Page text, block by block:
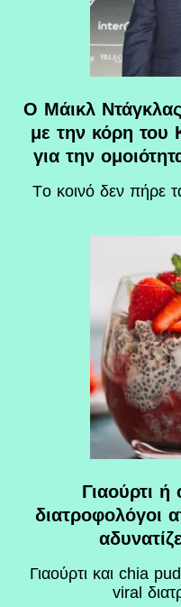
Ο Μάικλ Ντάγκλας
με την κόρη του
για την
Tο κοινό δεν πήρε
Γιαούρτι
διατροφολόγοι
Γιαούρτι και chia
viral